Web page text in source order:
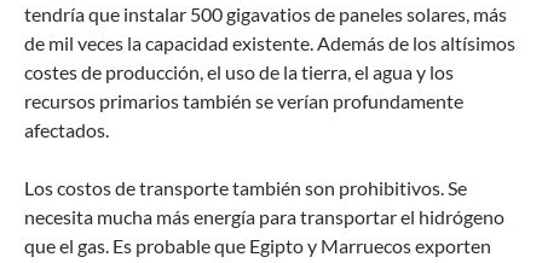
tendría que instalar 500 gigavatios de paneles solares, más
de mil veces la capacidad existente. Además de los altísimos
costes de producción, el uso de la tierra, el agua y los
recursos primarios también se verían profundamente
afectados.
Los costos de transporte también son prohibitivos. Se
necesita mucha más energía para transportar el hidrógeno
que el gas. Es probable que Egipto y Marruecos exporten